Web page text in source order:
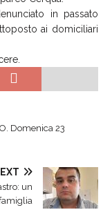
in passato
ai domiciliari
Domenica 23
un